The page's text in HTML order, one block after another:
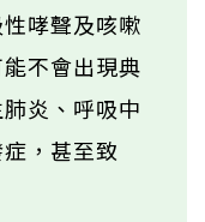
哮聲及咳嗽
不會出現典
炎、呼吸中
，甚至致